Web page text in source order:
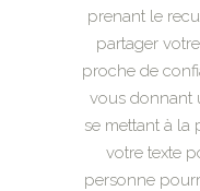
prenant le
partager
proche de
vous donnant
se mettant à la
votre texte
personne